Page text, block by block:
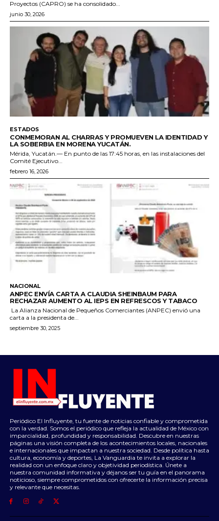
Proyectos (CAPRO) se ha consolidado...
junio 30, 2026
ESTADOS
CONMEMORAN AL CHARRAS Y PROMUEVEN LA IDENTIDAD Y
LA SOBERBIA EN MORENA YUCATÁN.
Mérida, Yucatán.— En punto de las 17:45 horas, en las instalaciones del
Comité Ejecutivo...
febrero 16, 2026
NACIONAL
ANPEC ENVÍA CARTA A CLAUDIA SHEINBAUM PARA
RECHAZAR AUMENTO AL IEPS EN REFRESCOS Y TABACO
La Alianza Nacional de Pequeños Comerciantes (ANPEC) envió una
carta a la presidenta de...
septiembre 30, 2025
Periódico El Influyente, tu fuente de noticias confiable y comprometida
con la verdad. Somos el periódico que refleja la actualidad de México con
imparcialidad, profundidad y responsabilidad. Descubre en nuestras
páginas una visión completa de los acontecimientos locales, nacionales
e internacionales que impactan a nuestra sociedad. Desde política hasta
cultura, economía y deportes, La Vanguardia te invita a explorar la
realidad con un enfoque claro y objetividad periodística. Únete a
nuestra comunidad informativa y déjanos ser tu guía en el panorama
noticioso, siempre comprometidos con ofrecerte la información precisa
y relevante que necesitas.